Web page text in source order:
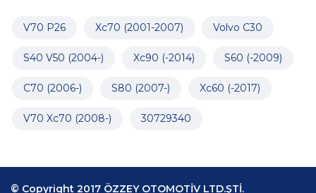
V70 P26 Xc70 (2001-2007) Volvo C30
S40 V50 (2004-) Xc90 (-2014) S60 (-2009)
C70 (2006-) S80 (2007-) Xc60 (-2017)
V70 Xc70 (2008-) 30729340
© Copyright 2017 ÖZZEY OTOMOTİV LTD.ŞTİ.